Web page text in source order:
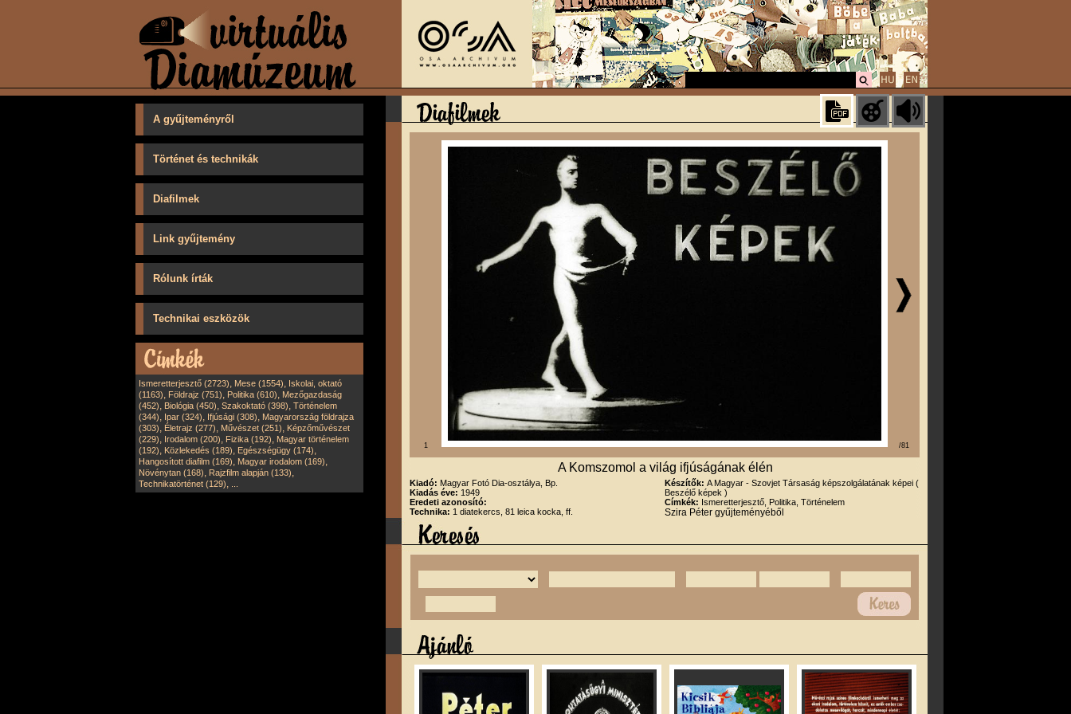
A gyűjteményről
Történet és technikák
Diafilmek
Link gyűjtemény
Rólunk írták
Technikai eszközök
Ismeretterjesztő (2723), Mese (1554), Iskolai, oktató
(1163), Földrajz (751), Politika (610), Mezőgazdaság
(452), Biológia (450), Szakoktató (398), Történelem
(344), Ipar (324), Ifjúsági (308), Magyarország földrajza
(303), Életrajz (277), Művészet (251), Képzőművészet
(229), Irodalom (200), Fizika (192), Magyar történelem
(192), Közlekedés (189), Egészségügy (174),
Hangosított diafilm (169), Magyar irodalom (169),
Növénytan (168), Rajzfilm alapján (133),
Technikatörténet (129),
1 /81
A Komszomol a világ ifjúságának élén
Kiadó: Magyar Fotó Dia-osztálya, Bp.
Kiadás éve: 1949
Eredeti azonosító:
Technika: 1 diatekercs, 81 leica kocka, ff.
Készítők: A Magyar - Szovjet Társaság képszolgálatának képei (
Beszélő képek )
Címkék: Ismeretterjesztő, Politika, Történelem
Szira Péter gyűjteményéből